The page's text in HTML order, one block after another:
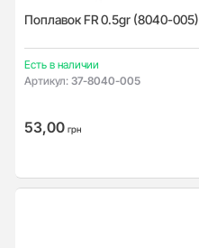
Поплавок FR 0.5gr (8040-005)
Есть в наличии
Артикул: 37-8040-005
53,00 грн